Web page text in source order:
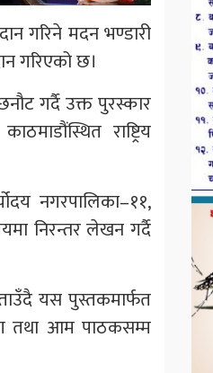
गरिने मदन भण्डारी
गरिएको छ।
गर्दै उक्त पुरस्कार
राष्ट्रिय
नगरपालिका–११,
निरन्तर लेखन गर्दै
यस पुस्तकमार्फत
तथा आम पाठकसम्म